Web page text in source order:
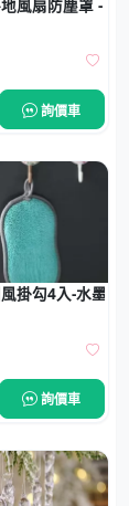
地風扇防塵罩 -
詢價車
風掛勾4入-水墨創
詢價車